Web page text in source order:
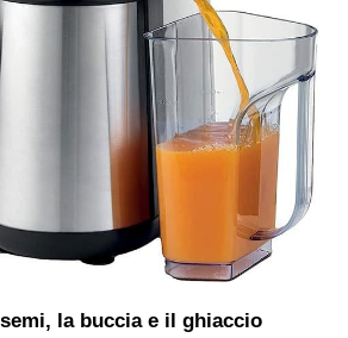
la buccia e il ghiaccio